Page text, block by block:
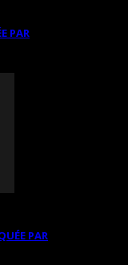
PAR
PAR